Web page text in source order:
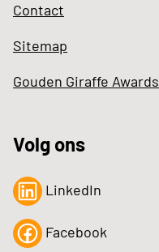
Contact
Sitemap
Gouden Giraffe Awards
Volg ons
LinkedIn
Facebook